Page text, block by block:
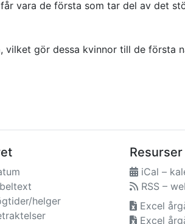
vara de första som tar del av det
gör dessa kvinnor till de första
helger
Resurser
iCal –
RSS –
Excel
Excel